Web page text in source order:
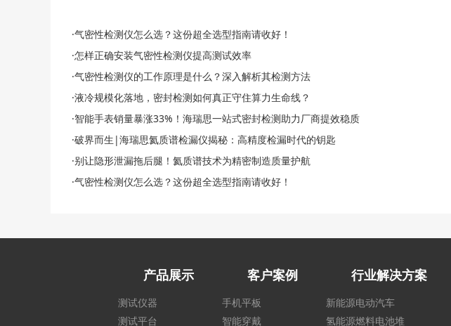
·气密性检测仪怎么选？这份超全选型指南请收好！
·怎样正确安装气密性检测仪提高测试效率
·气密性检测仪的工作原理是什么？深入解析其检测方法
·液冷规模化落地，密封检测如何真正守住算力生命线？
·智能手表销量暴涨33%！海瑞思一站式密封检测助力厂商提效稳质
·破界而生|海瑞思氦质谱检漏仪揭秘：高精度检漏时代的钥匙
·别让隐形泄漏拖后腿！氦质谱技术为精密制造质量护航
·气密性检测仪怎么选？这份超全选型指南请收好！
产品展示
测试仪器
测试平台
客户案例
手机平板
智能穿戴
行业解决方案
新能源电动汽车
氢能源燃料电池堆